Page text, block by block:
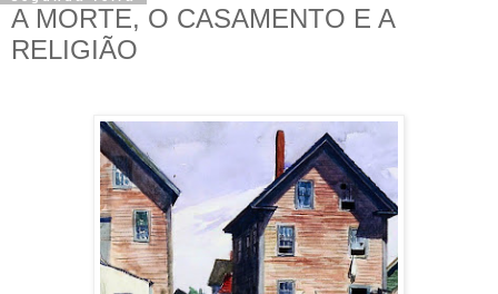
A MORTE, O CASAMENTO E A
RELIGIÃO